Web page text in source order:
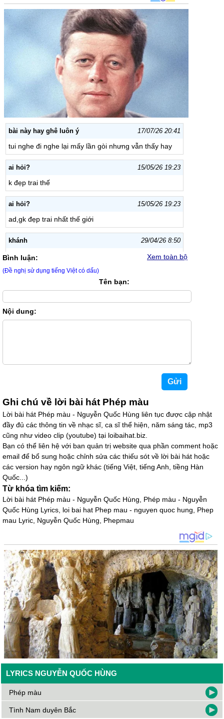
bài này hay ghê luôn ý 17/07/26 20:41
tui nghe đi nghe lại mấy lần gòi nhưng vẫn thấy hay
ai hỏi? 15/05/26 19:23
k đẹp trai thế
ai hỏi? 15/05/26 19:23
ad,gk đẹp trai nhất thế giới
khánh 29/04/26 8:50
Tôi đẹp trai nhất Việt Nam
i like it
skibidi367
hay quá
06/04/26 20:36
quá hay quá xuất sắc
six seven 26/03/26 13:42
hay quá trời
bình luận gia 10/02/26 16:35
bài này hay phết
???67 19/01/26 21:20
bài này hay quá
06/01/26 17:26
I like gay
Xem toàn bộ
Bình luận:
(Đề nghị sử dụng tiếng Việt có dấu)
Tên bạn:
Nội dung:
Ghi chú về lời bài hát Phép màu
Lời bài hát Phép màu - Nguyễn Quốc Hùng liên tục được cập nhật
đầy đủ các thông tin về nhạc sĩ, ca sĩ thể hiện, năm sáng tác, mp3
cũng như video clip (youtube) tại loibaihat.biz.
Bạn có thể liên hệ với ban quản trị website qua phần comment hoặc
email để bổ sung hoặc chỉnh sửa các thiếu sót về lời bài hát hoặc
các version hay ngôn ngữ khác (tiếng Việt, tiếng Anh, tiềng Hàn
Quốc...)
Từ khóa tìm kiếm:
Lời bài hát Phép màu - Nguyễn Quốc Hùng, Phép màu - Nguyễn
Quốc Hùng Lyrics, loi bai hat Phep mau - nguyen quoc hung, Phep
mau Lyric, Nguyễn Quốc Hùng, Phepmau
LYRICS NGUYỄN QUỐC HÙNG
Phép màu
Tình Nam duyên Bắc